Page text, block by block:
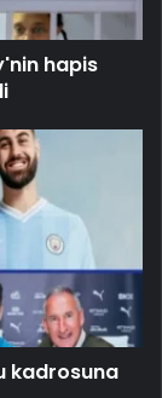
hapis
kadrosuna